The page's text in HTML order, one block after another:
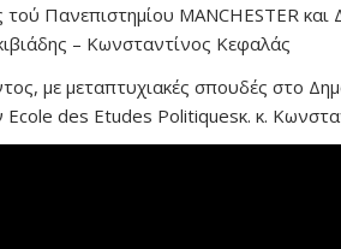
Πανεπιστημίου MANCHESTER
– Κωνσταντίνος Κεφαλάς
με μεταπτυχιακές σπουδές στο
Ecole des Etudes Politiquesκ. κ.